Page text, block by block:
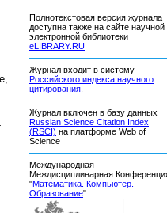
Полнотекстовая версия журнала
доступна также на сайте научной
электронной библиотеки
eLIBRARY.RU
Журнал входит в систему
Российского индекса научного
цитирования
Журнал включен в базу данных
Russian Science Citation Index
(RSCI) на платформе Web of
Science
Международная
Междисциплинарная
"Математика. Компьютер.
Образование"